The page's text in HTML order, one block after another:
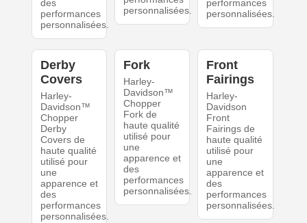
des
performances
personnalisées.
personnalisées.
performances
personnalisées.
Derby
Covers
Harley-
Davidson™
Chopper
Derby
Covers de
haute qualité
utilisé pour
une
apparence et
des
performances
personnalisées.
Fork
Harley-
Davidson™
Chopper
Fork de
haute qualité
utilisé pour
une
apparence et
des
performances
personnalisées.
Front
Fairings
Harley-
Davidson
Front
Fairings de
haute qualité
utilisé pour
une
apparence et
des
performances
personnalisées.